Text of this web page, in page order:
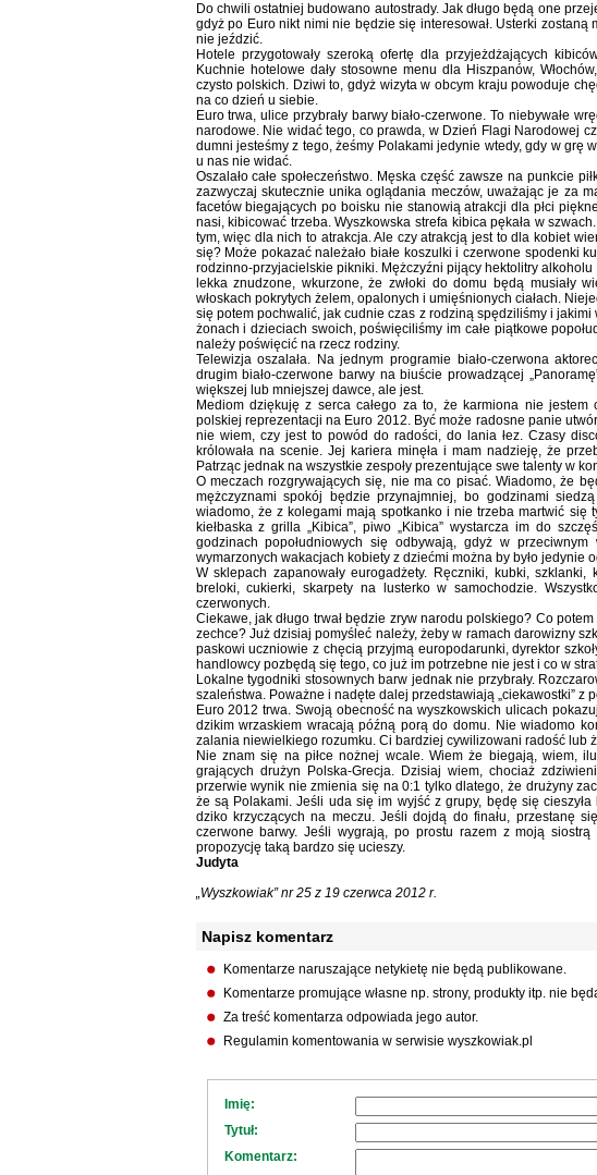
Do chwili ostatniej budowano autostrady. Jak długo będą one
gdyż po Euro nikt nimi nie będzie się interesował. Usterki
nie jeździć.
Hotele przygotowały szeroką ofertę dla przyjeżdżających
Kuchnie hotelowe dały stosowne menu dla Hiszpanów,
czysto polskich. Dziwi to, gdyż wizyta w obcym kraju powoduje
na co dzień u siebie.
Euro trwa, ulice przybrały barwy biało-czerwone. To niebywałe
narodowe. Nie widać tego, co prawda, w Dzień Flagi Narodowej
dumni jesteśmy z tego, żeśmy Polakami jedynie wtedy, gdy w grę
u nas nie widać.
Oszalało całe społeczeństwo. Męska część zawsze na punkcie
zazwyczaj skutecznie unika oglądania meczów, uważając je za
facetów biegających po boisku nie stanowią atrakcji dla płci
nasi, kibicować trzeba. Wyszkowska strefa kibica pękała w
tym, więc dla nich to atrakcja. Ale czy atrakcją jest to dla kobiet
się? Może pokazać należało białe koszulki i czerwone spodenki
rodzinno-przyjacielskie pikniki. Mężczyźni pijący hektolitry
lekka znudzone, wkurzone, że zwłoki do domu będą musiały
włoskach pokrytych żelem, opalonych i umięśnionych ciałach.
się potem pochwalić, jak cudnie czas z rodziną spędziliśmy i
żonach i dzieciach swoich, poświęciliśmy im całe piątkowe
należy poświęcić na rzecz rodziny.
Telewizja oszalała. Na jednym programie biało-czerwona
drugim biało-czerwone barwy na biuście prowadzącej
większej lub mniejszej dawce, ale jest.
Mediom dziękuję z serca całego za to, że karmiona nie
polskiej reprezentacji na Euro 2012. Być może radosne panie
nie wiem, czy jest to powód do radości, do lania łez. Czasy
królowała na scenie. Jej kariera minęła i mam nadzieję, że
Patrząc jednak na wszystkie zespoły prezentujące swe talenty w
O meczach rozgrywających się, nie ma co pisać. Wiadomo, że
mężczyznami spokój będzie przynajmniej, bo godzinami
wiadomo, że z kolegami mają spotkanko i nie trzeba martwić się
kiełbaska z grilla „Kibica”, piwo „Kibica” wystarcza im do
godzinach popołudniowych się odbywają, gdyż w
wymarzonych wakacjach kobiety z dziećmi można by było jedynie
W sklepach zapanowały eurogadżety. Ręczniki, kubki,
breloki, cukierki, skarpety na lusterko w samochodzie.
czerwonych.
Ciekawe, jak długo trwał będzie zryw narodu polskiego? Co
zechce? Już dzisiaj pomyśleć należy, żeby w ramach darowizny
paskowi uczniowie z chęcią przyjmą europodarunki, dyrektor
handlowcy pozbędą się tego, co już im potrzebne nie jest i co w
Lokalne tygodniki stosownych barw jednak nie przybrały.
szaleństwa. Poważne i nadęte dalej przedstawiają „ciekawostki” z
Euro 2012 trwa. Swoją obecność na wyszkowskich ulicach
dzikim wrzaskiem wracają późną porą do domu. Nie wiadomo
zalania niewielkiego rozumku. Ci bardziej cywilizowani radość lub
Nie znam się na piłce nożnej wcale. Wiem że biegają, wiem,
grających drużyn Polska-Grecja. Dzisiaj wiem, chociaż
przerwie wynik nie zmienia się na 0:1 tylko dlatego, że drużyny
że są Polakami. Jeśli uda się im wyjść z grupy, będę się
dziko krzyczących na meczu. Jeśli dojdą do finału, przestanę
czerwone barwy. Jeśli wygrają, po prostu razem z moją
propozycję taką bardzo się ucieszy.
Judyta
„Wyszkowiak” nr 25 z 19 czerwca 2012 r.
Napisz komentarz
Komentarze naruszające netykietę nie będą publikowane.
Komentarze promujące własne np. strony, produkty itp. nie
Za treść komentarza odpowiada jego autor.
Regulamin komentowania w serwisie wyszkowiak.pl
Imię:
Tytuł:
Komentarz: